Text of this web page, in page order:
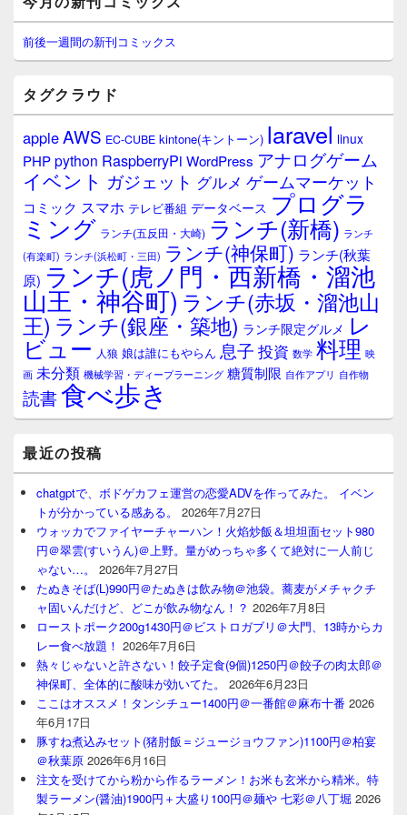
イ
ン
サ
イ
ウ
ィ
ジ
ェ
ア
前後一週間の新刊コミックス
タグクラウド
appleAWS EC-CUBE kintone(キントーン) laravel linux
PHPpython RaspberryPi WordPress アナログゲーム
イベント ガジェット グルメ ゲームマーケット
コミック スマホ テレビ番組 データベース プログラ
ミング ランチ(五反田・大崎) ランチ(新橋) ランチ
(有楽町) ランチ(浜松町・三田) ランチ(神保町) ランチ(秋葉
原) ランチ(虎ノ門・西新橋・溜池
山王・神谷町) ランチ(赤坂・溜池山
王) ランチ(銀座・築地) ランチ限定グルメ レ
ビュー 人狼 娘は誰にもやらん 息子 投資 数学 料理 映
画 未分類 機械学習・ディープラーニング 糖質制限 自作アプリ 自作物
読書食べ歩き
最近の投稿
chatgptで、ボドゲカフェ運営の恋愛ADVを作ってみた。 イベン
トが分かっている感ある。
2026年7月27日
ウォッカでファイヤーチャーハン！火焰炒飯＆坦坦面セット980
円＠翠雲(すいうん)＠上野。量がめっちゃ多くて絶対に一人前じ
ゃない…。
2026年7月27日
たぬきそば(L)990円＠たぬきは飲み物＠池袋。蕎麦がメチャクチ
ャ固いんだけど、どこが飲み物なん！？ 2026年7月8日
ローストポーク200g1430円＠ビストロガブリ＠大門、13時からカ
レー食べ放題！ 2026年7月6日
熱々じゃないと許さない！餃子定食(9個)1250円＠餃子の肉太郎＠
神保町、全体的に酸味が効いてた。
2026年6月23日
ここはオススメ！タンシチュー1400円＠一番館＠麻布十番 2026
年6月17日
豚すね煮込みセット(猪肘飯＝ジュージョウファン)1100円＠柏宴
＠秋葉原 2026年6月16日
注文を受けてから粉から作るラーメン！お米も玄米から精米。特
製ラーメン(醤油)1900円＋大盛り100円＠麺や 七彩＠八丁堀 2026